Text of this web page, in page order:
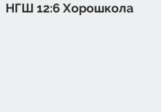
НГШ 12:6 Хорошкола